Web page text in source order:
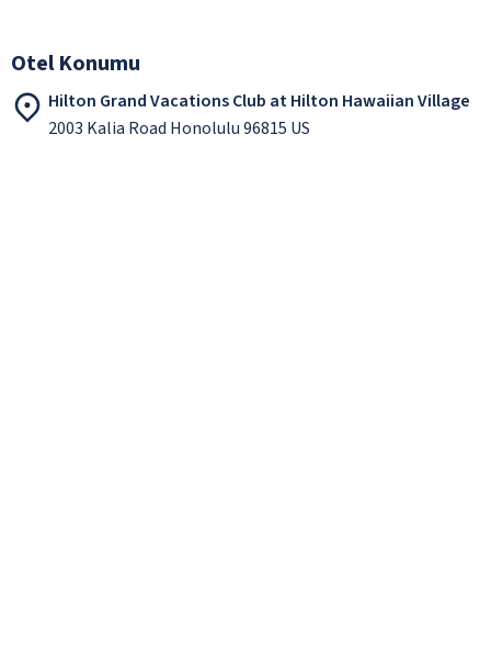
Otel Konumu
Hilton Grand Vacations Club at Hilton Hawaiian Village
2003 Kalia Road Honolulu 96815 US